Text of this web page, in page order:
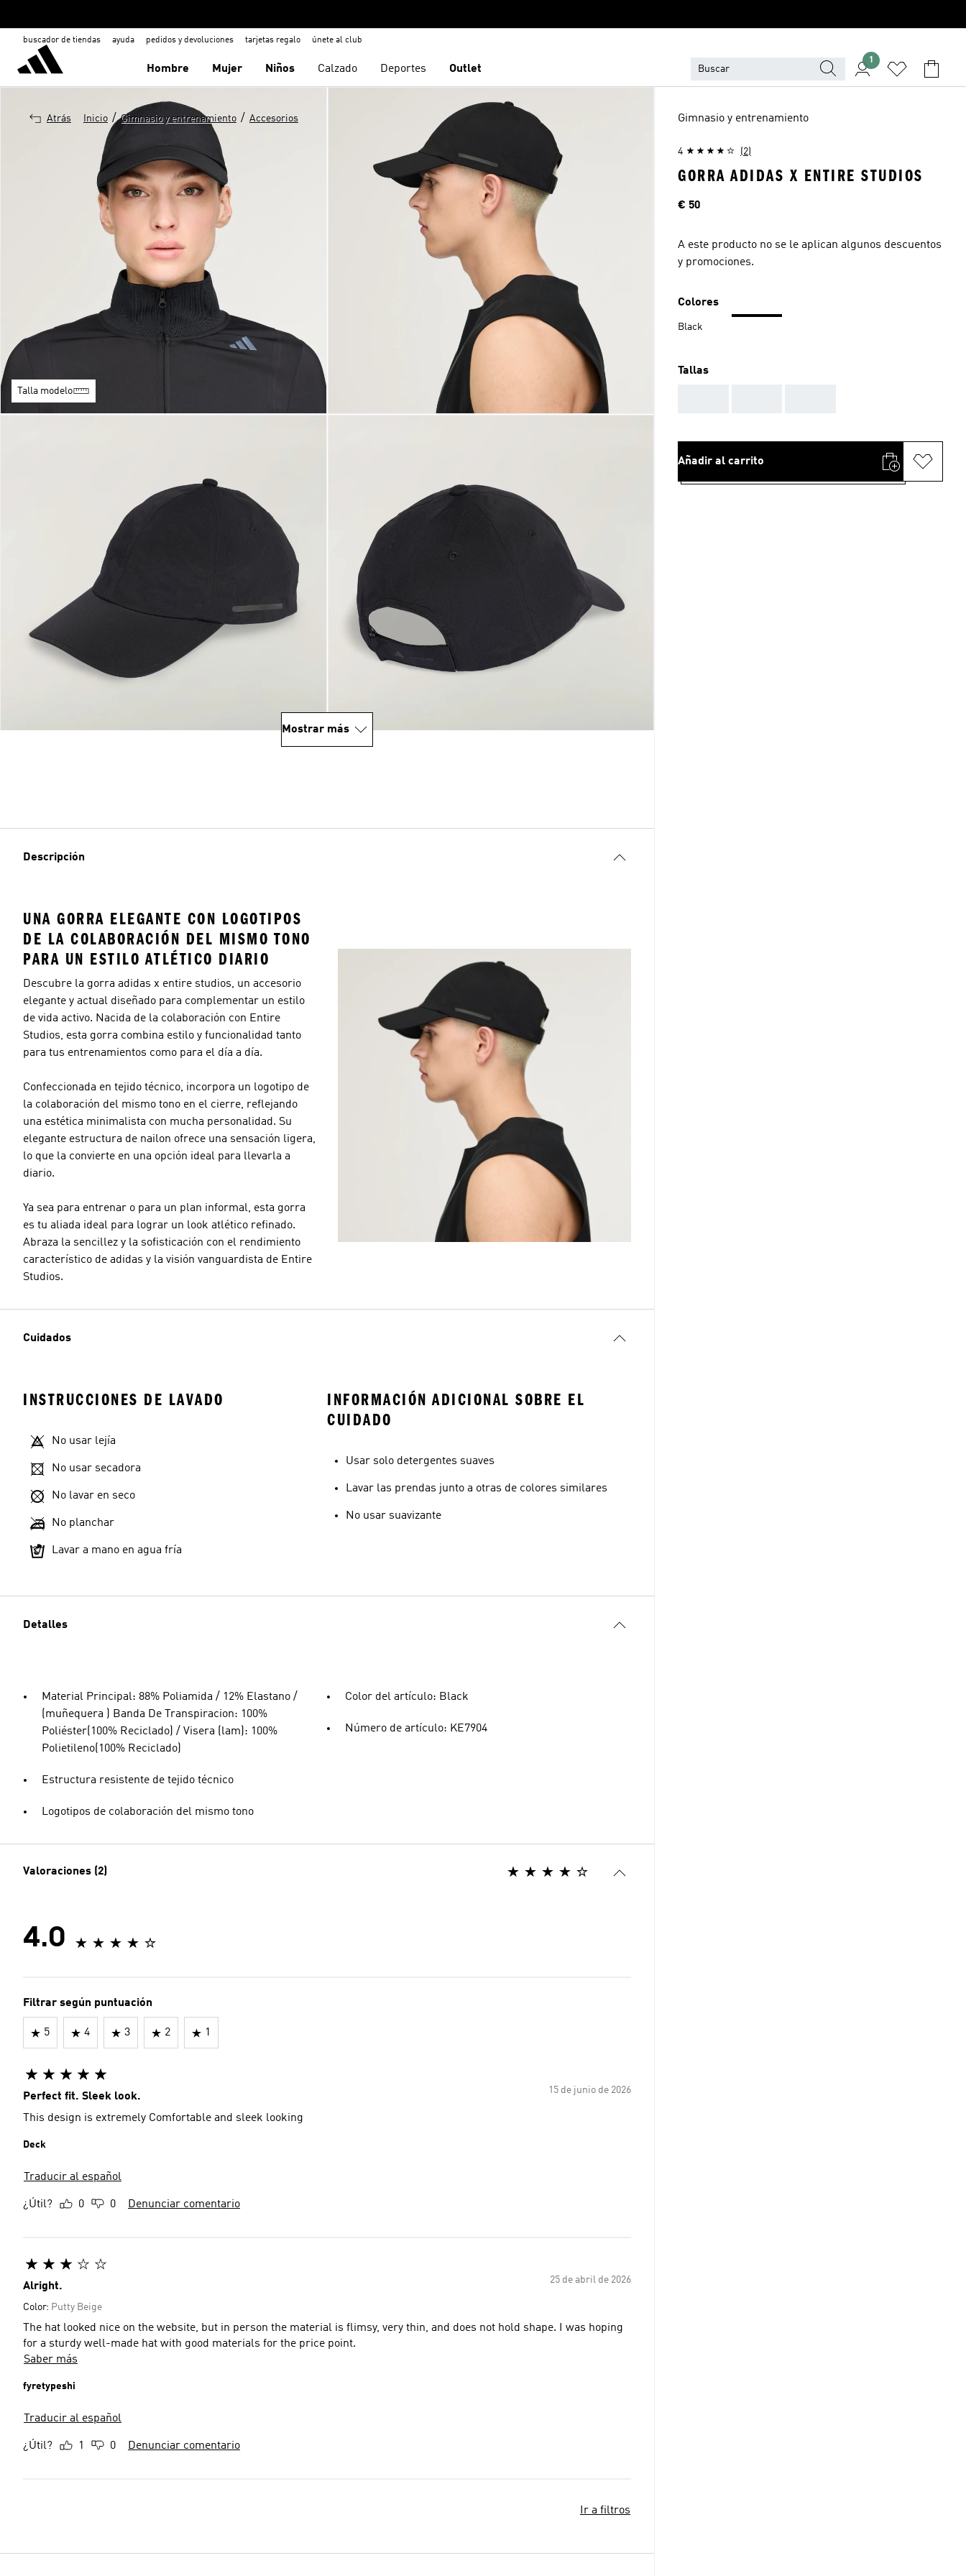
buscador de tiendas ayuda pedidos y devoluciones tarjetas regalo únete al club
Hombre Mujer Niños Calzado Deportes Outlet
1
Atrás Inicio / Gimnasio y entrenamiento / Accesorios
Talla modelo
Mostrar más
Descripción
UNA GORRA ELEGANTE CON LOGOTIPOS
DE LA COLABORACIÓN DEL MISMO TONO
PARA UN ESTILO ATLÉTICO DIARIO
Descubre la gorra adidas x entire studios, un accesorio
elegante y actual diseñado para complementar un estilo
de vida activo. Nacida de la colaboración con Entire
Studios, esta gorra combina estilo y funcionalidad tanto
para tus entrenamientos como para el día a día.
Confeccionada en tejido técnico, incorpora un logotipo de
la colaboración del mismo tono en el cierre, reflejando
una estética minimalista con mucha personalidad. Su
elegante estructura de nailon ofrece una sensación ligera,
lo que la convierte en una opción ideal para llevarla a
diario.
Ya sea para entrenar o para un plan informal, esta gorra
es tu aliada ideal para lograr un look atlético refinado.
Abraza la sencillez y la sofisticación con el rendimiento
característico de adidas y la visión vanguardista de Entire
Studios.
Cuidados
INSTRUCCIONES DE LAVADO
No usar lejía
No usar secadora
No lavar en seco
No planchar
Lavar a mano en agua fría
INFORMACIÓN ADICIONAL SOBRE EL
CUIDADO
Usar solo detergentes suaves
Lavar las prendas junto a otras de colores similares
No usar suavizante
Detalles
Material Principal: 88% Poliamida / 12% Elastano /
(muñequera ) Banda De Transpiracion: 100%
Poliéster(100% Reciclado) / Visera (lam): 100%
Polietileno(100% Reciclado)
Estructura resistente de tejido técnico
Logotipos de colaboración del mismo tono
Color del artículo: Black
Número de artículo: KE7904
Valoraciones (2)
4.0
Filtrar según puntuación
5 4 3 2 1
15 de junio de 2026
Perfect fit. Sleek look.
This design is extremely Comfortable and sleek looking
Deck
Traducir al español
¿Útil? 0 0 Denunciar comentario
25 de abril de 2026
Alright.
Color: Putty Beige
The hat looked nice on the website, but in person the material is flimsy, very thin, and does not hold shape. I was hoping
for a sturdy well-made hat with good materials for the price point.
Saber más
fyretypeshi
Traducir al español
¿Útil? 1 0 Denunciar comentario
Ir a filtros
Gimnasio y entrenamiento
4 (2)
GORRA ADIDAS X ENTIRE STUDIOS
Precio
€ 50
A este producto no se le aplican algunos descuentos
y promociones.
Colores
Black
Tallas
Añadir al carrito